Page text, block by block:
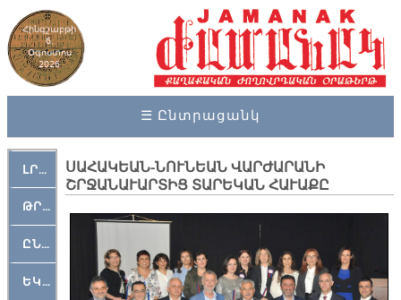
Հինգշաբթի
6,
Օգոստոս
2026
☰ Ընտրացանկ
ԼՐԱՀՈՍ
ԹՐՔԱՀԱՅ ԿԵԱՆՔ
ԸՆԿԵՐԱՄՇԱԿՈՒԹԱՅԻՆ
ԵԿԵՂԵՑԱԿԱՆ
ՍԱՀԱԿԵԱՆ-ՆՈՒՆԵԱՆ ՎԱՐԺԱՐԱՆԻ
ՇՐՋԱՆԱՒԱՐՏԻՑ ՏԱՐԵԿԱՆ ՀԱՒԱՔԸ